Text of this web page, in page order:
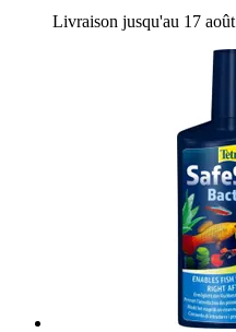
Livraison jusqu'au 17 août